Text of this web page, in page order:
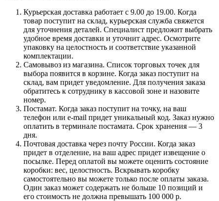
Курьерская доставка работает с 9.00 до 19.00. Когда
товар поступит на склад, курьерская служба свяжется
для уточнения деталей. Специалист предложит выбрать
удобное время доставки и уточнит адрес. Осмотрите
упаковку на целостность и соответствие указанной
комплектации.
Самовывоз из магазина. Список торговых точек для
выбора появится в корзине. Когда заказ поступит на
склад, вам придет уведомление. Для получения заказа
обратитесь к сотруднику в кассовой зоне и назовите
номер.
Постамат. Когда заказ поступит на точку, на ваш
телефон или e-mail придет уникальный код. Заказ нужно
оплатить в терминале постамата. Срок хранения — 3
дня.
Почтовая доставка через почту России. Когда заказ
придет в отделение, на ваш адрес придет извещение о
посылке. Перед оплатой вы можете оценить состояние
коробки: вес, целостность. Вскрывать коробку
самостоятельно вы можете только после оплаты заказа.
Один заказ может содержать не больше 10 позиций и
его стоимость не должна превышать 100 000 р.